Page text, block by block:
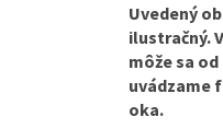
Uvedený
ilustračný.
môže sa
uvádzame
oka.